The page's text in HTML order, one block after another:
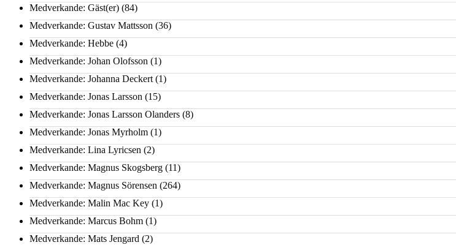
Medverkande: Gäst(er) (84)
Medverkande: Gustav Mattsson (36)
Medverkande: Hebbe (4)
Medverkande: Johan Olofsson (1)
Medverkande: Johanna Deckert (1)
Medverkande: Jonas Larsson (15)
Medverkande: Jonas Larsson Olanders (8)
Medverkande: Jonas Myrholm (1)
Medverkande: Lina Lyricsen (2)
Medverkande: Magnus Skogsberg (11)
Medverkande: Magnus Sörensen (264)
Medverkande: Malin Mac Key (1)
Medverkande: Marcus Bohm (1)
Medverkande: Mats Jengard (2)